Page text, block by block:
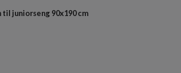
juniorseng 90x190 cm